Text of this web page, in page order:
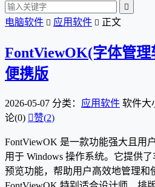

电脑软件  应用软件  正文
FontViewOK(字体管理
便携版
2026-05-07 分类： 应用软件 软件大
论(0) 赞(2)
FontViewOK 是一款功能强大且用
用于 Windows 操作系统。它提供
预览功能，帮助用户高效地管理和